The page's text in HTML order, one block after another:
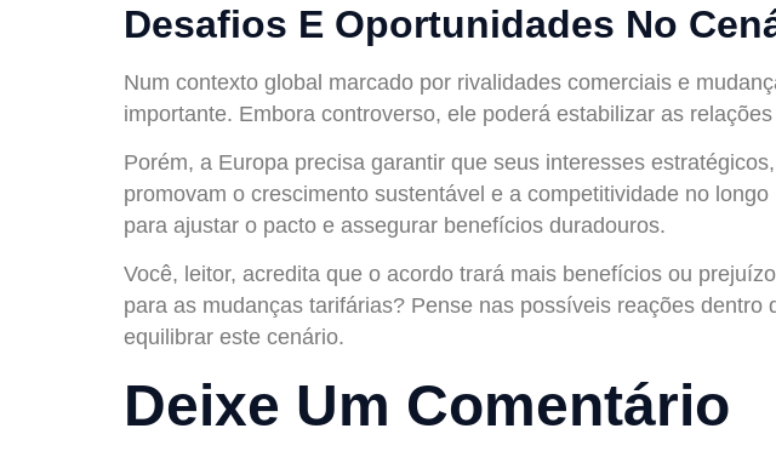
Desafios E Oportunidades No
Num contexto global marcado por rivalidades comerciais e
importante. Embora controverso, ele poderá estabilizar as
Porém, a Europa precisa garantir que seus interesses
promovam o crescimento sustentável e a competitividade no
para ajustar o pacto e assegurar benefícios duradouros.
Você, leitor, acredita que o acordo trará mais benefícios ou
para as mudanças tarifárias? Pense nas possíveis reações
equilibrar este cenário.
Deixe Um Comentário